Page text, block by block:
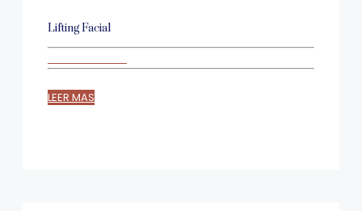
Lifting Facial
LEER MAS